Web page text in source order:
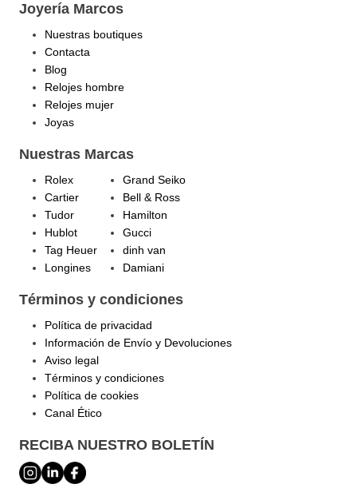
Joyería Marcos
Nuestras boutiques
Contacta
Blog
Relojes hombre
Relojes mujer
Joyas
Nuestras Marcas
Rolex
Cartier
Tudor
Hublot
Tag Heuer
Longines
Grand Seiko
Bell & Ross
Hamilton
Gucci
dinh van
Damiani
Términos y condiciones
Política de privacidad
Información de Envío y Devoluciones
Aviso legal
Términos y condiciones
Política de cookies
Canal Ético
RECIBA NUESTRO BOLETÍN